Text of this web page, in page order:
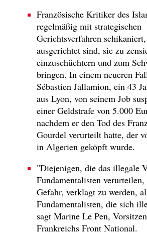
Französische Kritiker des
regelmäßig mit strategischen
Gerichtsverfahren
ausgerichtet sind, sie zu
einzuschüchtern und zum
bringen. In einem neueren
Sébastien Jallamion, ein 43
aus Lyon, von seinem Job
einer Geldstrafe von 5.000
nachdem er den Tod des
Gourdel verurteilt hatte, der
in Algerien geköpft wurde.
"Diejenigen, die das illegale
Fundamentalisten
Gefahr, verklagt zu werden,
Fundamentalisten, die sich
sagt Marine Le Pen,
Frankreichs Front National.